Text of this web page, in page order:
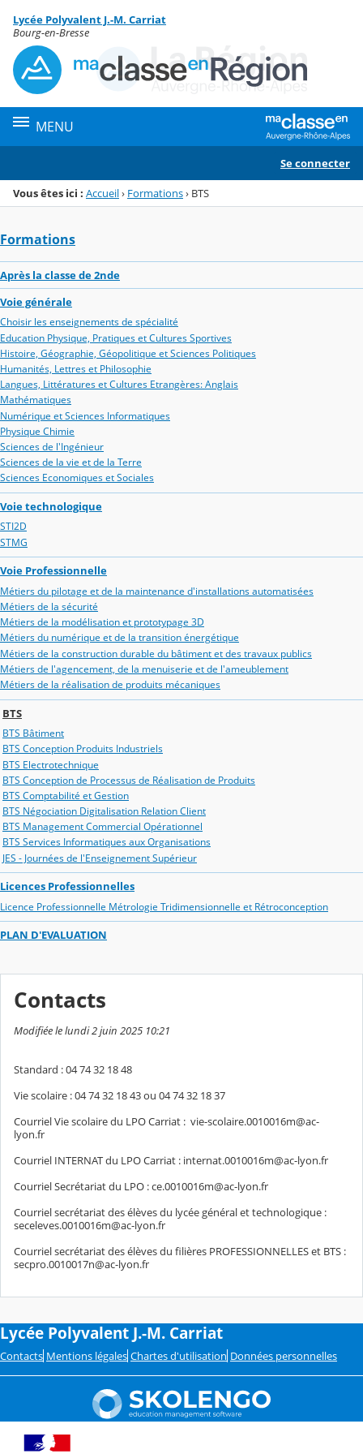
Menu de la rubrique
Contenu
Lycée Polyvalent J.-M. Carriat
Bourg-en-Bresse
MENU
Se connecter
Vous êtes ici : Accueil› Formations› BTS
Formations
Après la classe de 2nde
Voie générale
Choisir les enseignements de spécialité
Education Physique, Pratiques et Cultures Sportives
Histoire, Géographie, Géopolitique et Sciences Politiques
Humanités, Lettres et Philosophie
Langues, Littératures et Cultures Etrangères: Anglais
Mathématiques
Numérique et Sciences Informatiques
Physique Chimie
Sciences de l'Ingénieur
Sciences de la vie et de la Terre
Sciences Economiques et Sociales
Voie technologique
STI2D
STMG
Voie Professionnelle
Métiers du pilotage et de la maintenance d'installations automatisées
Métiers de la sécurité
Métiers de la modélisation et prototypage 3D
Métiers du numérique et de la transition énergétique
Métiers de la construction durable du bâtiment et des travaux publics
Métiers de l'agencement, de la menuiserie et de l'ameublement
Métiers de la réalisation de produits mécaniques
BTS
BTS Bâtiment
BTS Conception Produits Industriels
BTS Electrotechnique
BTS Conception de Processus de Réalisation de Produits
BTS Comptabilité et Gestion
BTS Négociation Digitalisation Relation Client
BTS Management Commercial Opérationnel
BTS Services Informatiques aux Organisations
JES - Journées de l'Enseignement Supérieur
Licences Professionnelles
Licence Professionnelle Métrologie Tridimensionnelle et Rétroconception
PLAN D'EVALUATION
Contacts
Modifiée le lundi 2 juin 2025 10:21
Standard : 04 74 32 18 48
Vie scolaire : 04 74 32 18 43 ou 04 74 32 18 37
Courriel Vie scolaire du LPO Carriat : vie-scolaire.0010016m@ac-
lyon.fr
Courriel INTERNAT du LPO Carriat : internat.0010016m@ac-lyon.fr
Courriel Secrétariat du LPO : ce.0010016m@ac-lyon.fr
Courriel secrétariat des élèves du lycée général et technologique :
seceleves.0010016m@ac-lyon.fr
Courriel secrétariat des élèves du filières PROFESSIONNELLES et BTS :
secpro.0010017n@ac-lyon.fr
Lycée Polyvalent J.-M. Carriat
Contacts Mentions légales Chartes d'utilisation Données personnelles